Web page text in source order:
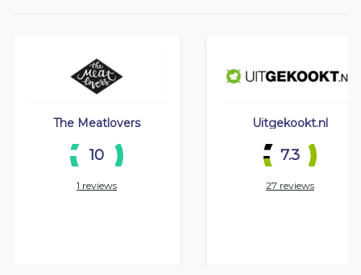
The Meatlovers
10
1 reviews
Uitgekookt.nl
7.3
27 reviews